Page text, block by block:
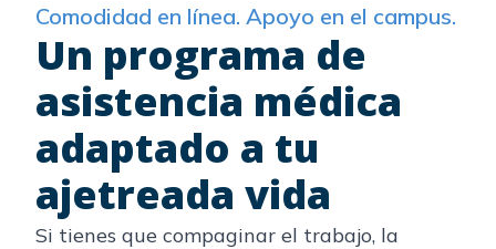
Comodidad en línea. Apoyo en el campus.
Un programa de
asistencia médica
adaptado a tu
ajetreada vida
Si tienes que compaginar el trabajo, la